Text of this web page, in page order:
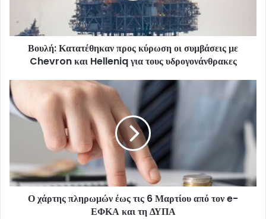
Βουλή: Κατατέθηκαν προς κύρωση οι συμβάσεις με
Chevron και Helleniq για τους υδρογονάνθρακες
Ο χάρτης πληρωμών έως τις 6 Μαρτίου από τον e-
ΕΦΚΑ και τη ΔΥΠΑ